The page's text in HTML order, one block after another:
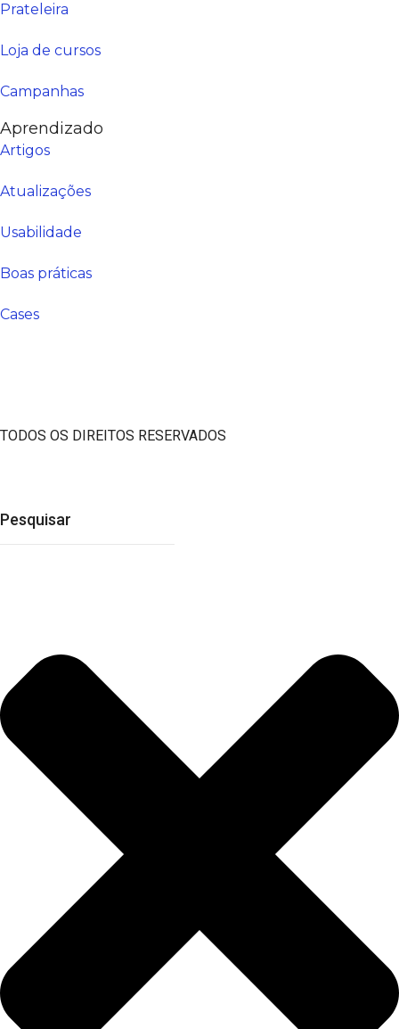
Prateleira
Loja de cursos
Campanhas
Aprendizado
Artigos
Atualizações
Usabilidade
Boas práticas
Cases
TODOS OS DIREITOS RESERVADOS